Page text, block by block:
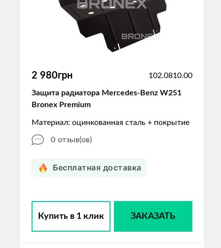
2 980грн 102.0810.00
Защита радиатора Mercedes-Benz W251
Bronex Premium
Материал: оцинкованная сталь + покрытие
0 отзыв(ов)
Бесплатная доставка
Купить в 1 клик ЗАКАЗАТЬ